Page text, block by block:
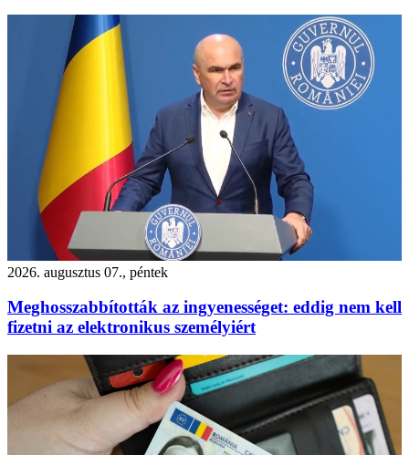
2026. augusztus 07., péntek
Meghosszabbították az ingyenességet: eddig nem kell
fizetni az elektronikus személyiért